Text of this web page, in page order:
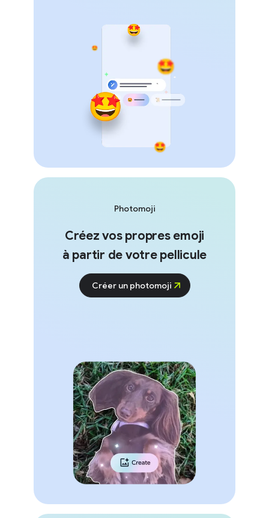
Photomoji
Créez vos propres emoji
à partir de votre pellicule
Créer un photomoji